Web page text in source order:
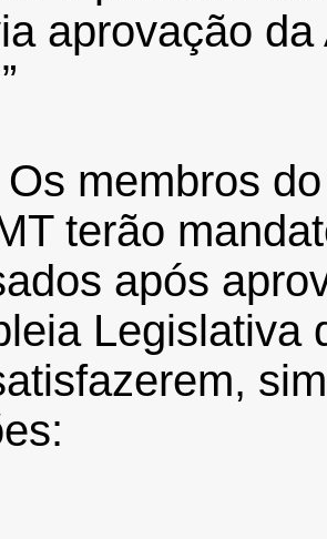
aprovação
Os membros
terão
após
Legislativa